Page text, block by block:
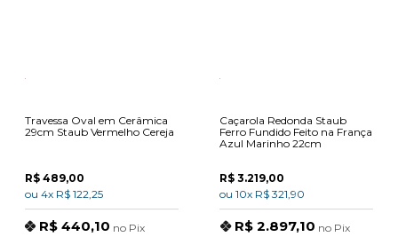
Travessa Oval em Cerâmica
29cm Staub Vermelho Cereja
R$ 489,00
ou 4x R$ 122,25
R$ 440,10 no Pix
Caçarola Redonda Staub
Ferro Fundido Feito na França
Azul Marinho 22cm
R$ 3.219,00
ou 10x R$ 321,90
R$ 2.897,10 no Pix